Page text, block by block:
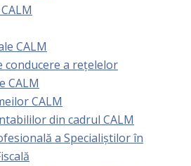
CALM
conducere a rețelelor
CALM
CALM
din cadrul CALM
a Specialiștilor în